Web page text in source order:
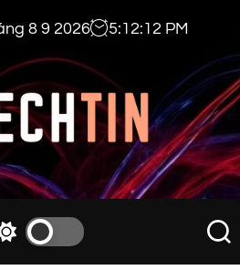
8 9 2026 5:12:13 PM
S
e